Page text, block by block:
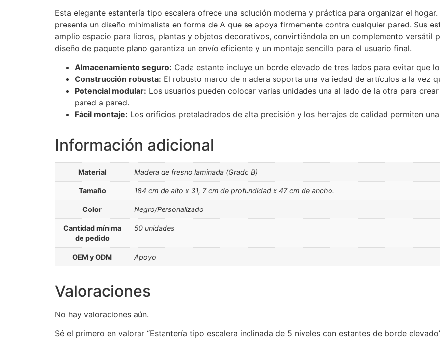
Esta elegante estantería tipo escalera ofrece una solución moderna y práctica para organizar el
presenta un diseño minimalista en forma de A que se apoya firmemente contra cualquier pared. Sus
amplio espacio para libros, plantas y objetos decorativos, convirtiéndola en un complemento versátil
diseño de paquete plano garantiza un envío eficiente y un montaje sencillo para el usuario final.
Almacenamiento seguro: Cada estante incluye un borde elevado de tres lados para evitar que
Construcción robusta: El robusto marco de madera soporta una variedad de artículos a la vez
Potencial modular: Los usuarios pueden colocar varias unidades una al lado de la otra para
pared a pared.
Fácil montaje: Los orificios pretaladrados de alta precisión y los herrajes de calidad permiten
Información adicional
Material Madera de fresno laminada (Grado B)
Tamaño 184 cm de alto x 31, 7 cm de profundidad x 47 cm de ancho.
Color Negro/Personalizado
Cantidad mínima
de pedido
50 unidades
OEM y ODM Apoyo
Valoraciones
No hay valoraciones aún.
Sé el primero en valorar “Estantería tipo escalera inclinada de 5 niveles con estantes de borde